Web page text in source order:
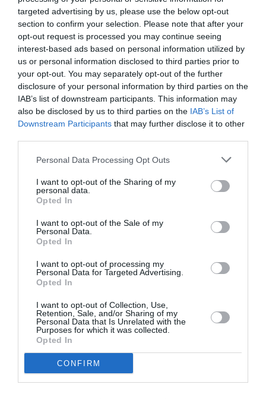
targeted advertising by us, please use the below opt-out
section to confirm your selection. Please note that after your
opt-out request is processed you may continue seeing
interest-based ads based on personal information utilized by
us or personal information disclosed to third parties prior to
your opt-out. You may separately opt-out of the further
disclosure of your personal information by third parties on the
IAB’s list of downstream participants. This information may
also be disclosed by us to third parties on the IAB’s List of
Downstream Participants that may further disclose it to other
Personal Data Processing Opt Outs
I want to opt-out of the Sharing of my
personal data.
Opted In
I want to opt-out of the Sale of my
Personal Data.
Opted In
I want to opt-out of processing my
Personal Data for Targeted Advertising.
Opted In
I want to opt-out of Collection, Use,
Retention, Sale, and/or Sharing of my
Personal Data that Is Unrelated with the
Purposes for which it was collected.
Opted In
CONFIRM
DERNIERS COMMENTAIRES
Ah Bon ?a commenté l'article :
SWISS : la rentabilité relance le débat sur son
autonomie au sein de Lufthansa Group
Ah Bon ?a commenté l'article :
d’OVNI
boeing boeing 747-8
LIRE AUSSI
LIVRAISONS D’AVIONS AU
: AIRBUS ET...